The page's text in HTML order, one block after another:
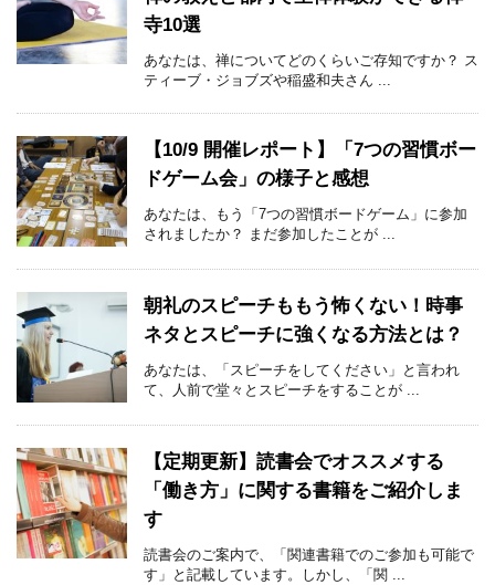
寺10選
あなたは、禅についてどのくらいご存知ですか？ ス
ティーブ・ジョブズや稲盛和夫さん ...
【10/9 開催レポート】「7つの習慣ボー
ドゲーム会」の様子と感想
あなたは、もう「7つの習慣ボードゲーム」に参加
されましたか？ まだ参加したことが ...
朝礼のスピーチももう怖くない！時事
ネタとスピーチに強くなる方法とは？
あなたは、「スピーチをしてください」と言われ
て、人前で堂々とスピーチをすることが ...
【定期更新】読書会でオススメする
「働き方」に関する書籍をご紹介しま
す
読書会のご案内で、「関連書籍でのご参加も可能で
す」と記載しています。しかし、「関 ...